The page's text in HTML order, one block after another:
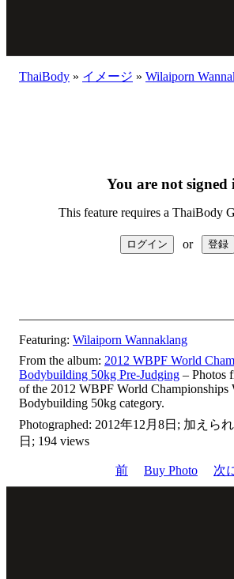
ThaiBody » イメージ » Wilaiporn
You are not signed
This feature requires a ThaiBody
or
Featuring: Wilaiporn Wannaklang
From the album: 2012 WBPF World
Bodybuilding 50kg Pre-Judging – Photos
of the 2012 WBPF World Championships
Bodybuilding 50kg category.
Photographed: 2012年12月8日; 加えら
日; 194 views
前 Buy Photo 次